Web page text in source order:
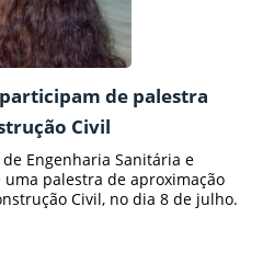
de palestra
Civil
Engenharia Sanitária e
palestra de aproximação
Civil, no dia 8 de julho.